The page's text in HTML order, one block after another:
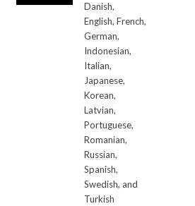
Danish,
English, French,
German,
Indonesian,
Italian,
Japanese,
Korean,
Latvian,
Portuguese,
Romanian,
Russian,
Spanish,
Swedish, and
Turkish